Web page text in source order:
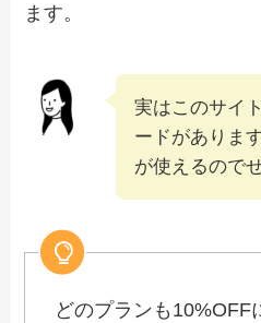
ます。
実はこのサイ
ードがありま
が使えるので
どのプランも10%OFF